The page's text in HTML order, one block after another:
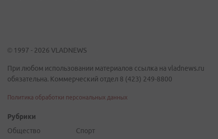
© 1997 - 2026 VLADNEWS
При любом использовании материалов ссылка на vladnews.ru
обязательна. Коммерческий отдел 8 (423) 249-8800
Политика обработки персональных данных
Рубрики
Общество
Спорт